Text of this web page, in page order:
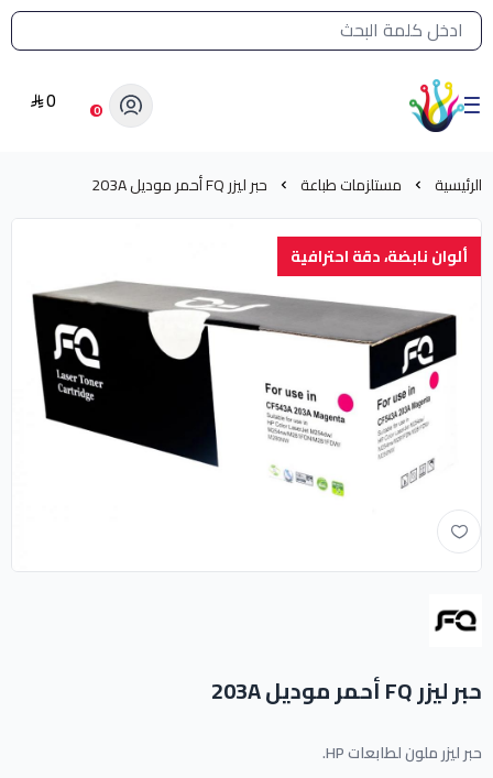
القائمة الرئيسية لمتجر الشرق النادر
الشرق النادر بيع مستلزمات طباعة حرارية 0
0
الرئيسية مستلزمات طباعة حبر ليزر FQ أحمر موديل 203A
ألوان نابضة، دقة احترافية
حبر ليزر FQ أحمر موديل 203A
حبر ليزر ملون لطابعات HP.